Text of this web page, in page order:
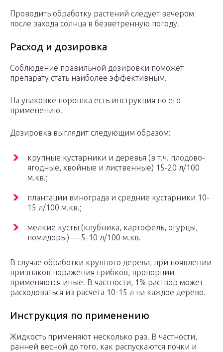
Проводить обработку растений следует вечером
после захода солнца в безветренную погоду.
Расход и дозировка
Соблюдение правильной дозировки поможет
препарату стать наиболее эффективным.
На упаковке порошка есть инструкция по его
применению.
Дозировка выглядит следующим образом:
крупные кустарники и деревья (в т.ч. плодово-
ягодные, хвойные и лиственные) 15-20 л/100
м.кв.;
плантации винограда и средние кустарники 10-
15 л/100 м.кв.;
мелкие кусты (клубника, картофель, огурцы,
помидоры) — 5-10 л/100 м.кв.
В случае обработки крупного дерева, при появлении
признаков поражения грибков, пропорции
применяются иные. В частности, 1% раствор может
расходоваться из расчета 10-15 л на каждое дерево.
Инструкция по применению
Жидкость применяют несколько раз. В частности,
ранней весной до того, как распускаются почки и